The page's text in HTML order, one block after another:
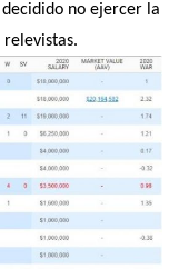
no ejercer la
relevistas.